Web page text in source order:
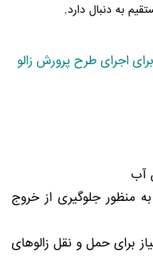
به دنبال دارد.
اجرای طرح پرورش زالو
آب
منظور جلوگیری از خروج
برای حمل و نقل زالوهای